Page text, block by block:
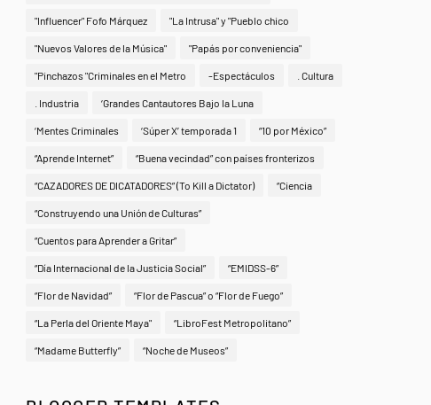
"Influencer" Fofo Márquez "La Intrusa" y "Pueblo chico
"Nuevos Valores de la Música" "Papás por conveniencia"
"Pinchazos "Criminales en el Metro -Espectáculos . Cultura
. Industria ‘Grandes Cantautores Bajo la Luna
‘Mentes Criminales ‘Súper X’ temporada 1 “10 por México”
“Aprende Internet” “Buena vecindad” con países fronterizos
“CAZADORES DE DICATADORES” (To Kill a Dictator) “Ciencia
“Construyendo una Unión de Culturas”
“Cuentos para Aprender a Gritar”
“Día Internacional de la Justicia Social” “EMIDSS-6”
“Flor de Navidad” “Flor de Pascua” o “Flor de Fuego”
“La Perla del Oriente Maya" “LibroFest Metropolitano”
“Madame Butterfly” “Noche de Museos”